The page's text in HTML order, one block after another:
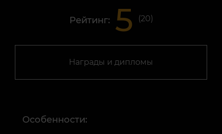
Рейтинг: 5 (20)
Награды и дипломы
Особенности: